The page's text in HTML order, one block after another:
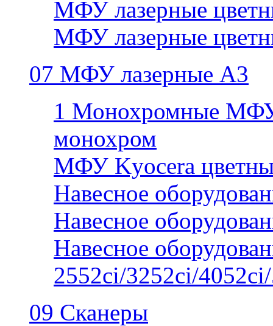
МФУ лазерные
МФУ лазерные
07 МФУ лазерные А3
1 Монохромные
монохром
МФУ Kyocera
Навесное
Навесное
Навесное
2552ci/3252ci/
09 Сканеры